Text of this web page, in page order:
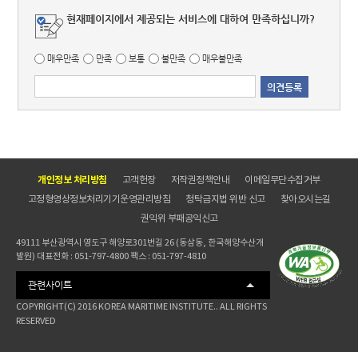
현재페이지에서 제공되는 서비스에 대하여 만족하십니까?
매우만족 만족 보통 불만족 매우불만족
개인정보 처리방침 고객헌장 저작권정책안내
이메일무단수집거부
고정형영상정보처리기기운영관리방침
청탁금지법 위반 신고
찾아오시는길
권익위 부패공익신고
49111 부산광역시 영도구 해양로301번길 26 (동삼동, 한국해양수산개
발원) 대표전화 : 051-797-4800 팩스 : 051-797-4810
관련사이트
COPYRIGHT(C) 2016 KOREA MARITIME INSTITUTE.. ALL RIGHTS
RESERVED